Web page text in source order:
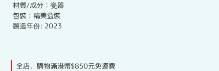
材質/成分：瓷器
包裝：精美盒裝
製造年份: 2023
全店，購物滿港幣$850元免運費